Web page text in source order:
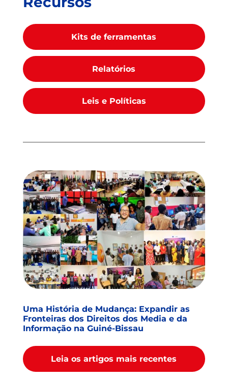
Kits de ferramentas
Relatórios
Leis e Políticas
Uma História de Mudança: Expandir as
Fronteiras dos Direitos dos Media e da
Informação na Guiné-Bissau
Leia os artigos mais recentes